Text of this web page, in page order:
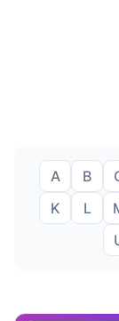
A B
K
L